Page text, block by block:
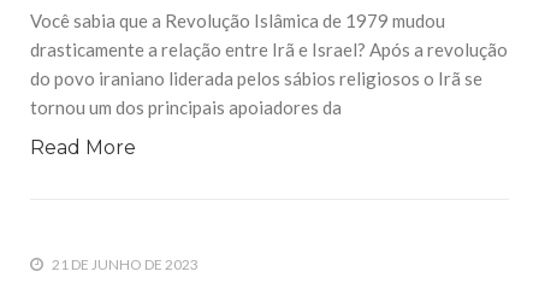
Você sabia que a Revolução Islâmica de 1979 mudou
drasticamente a relação entre Irã e Israel? Após a revolução
do povo iraniano liderada pelos sábios religiosos o Irã se
tornou um dos principais apoiadores da
Read More
21 DE JUNHO DE 2023